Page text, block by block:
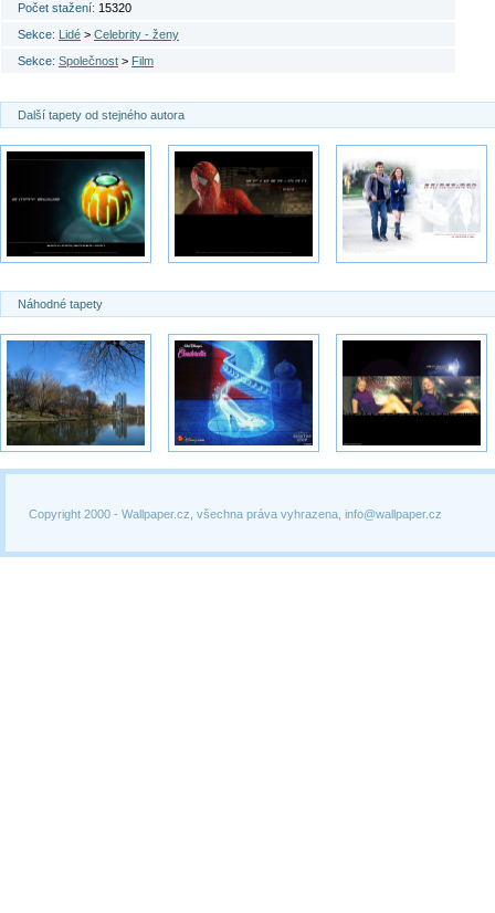
Počet stažení: 15320
Sekce: Lidé > Celebrity - ženy
Sekce: Společnost > Film
Další tapety od stejného autora
Náhodné tapety
Copyright 2000 - Wallpaper.cz, všechna práva vyhrazena, info@wallpaper.cz